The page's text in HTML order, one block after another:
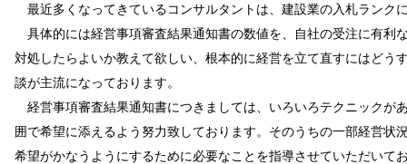
最近多くなってきているコンサルタントは、建設業の入札ランク
具体的には経営事項審査結果通知書の数値を、自社の受注に有利
対処したらよいか教えて欲しい、根本的に経営を立て直すにはど
談が主流になっております。
経営事項審査結果通知書につきましては、いろいろテクニックが
囲で希望に添えるよう努力致しております。そのうちの一部経営状
希望がかなうようにするために必要なことを指導させていただいて